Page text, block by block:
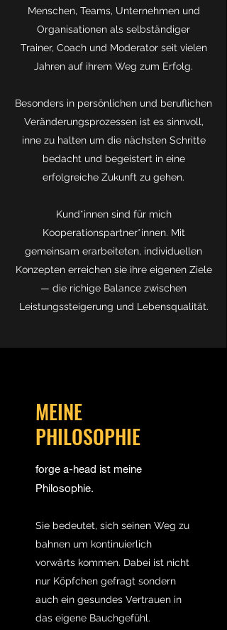
Menschen, Teams, Unternehmen und
Organisationen als selbständiger
Trainer, Coach und Moderator seit vielen
Jahren auf ihrem Weg zum Erfolg.
Besonders in persönlichen und beruflichen
Veränderungsprozessen ist es sinnvoll,
inne zu halten um die nächsten Schritte
bedacht und begeistert in eine
erfolgreiche Zukunft zu gehen.
Kund*innen sind für mich
Kooperationspartner*innen. Mit
gemeinsam erarbeiteten, individuellen
Konzepten erreichen sie ihre eigenen Ziele
— die richige Balance zwischen
Leistungssteigerung und Lebensqualität.
MEINE
PHILOSOPHIE
forge a-head ist meine
Philosophie.
Sie bedeutet, sich seinen Weg zu
bahnen um kontinuierlich
vorwärts kommen. Dabei ist nicht
nur Köpfchen gefragt sondern
auch ein gesundes Vertrauen in
das eigene Bauchgefühl.